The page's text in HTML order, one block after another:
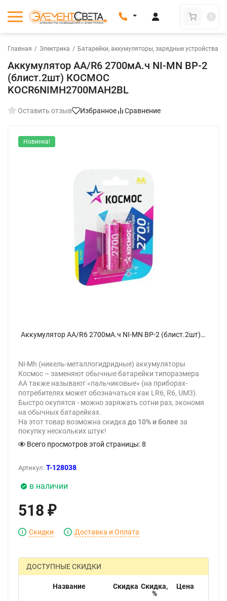
0
Главная / Электрика / Батарейки, аккумуляторы, зарядные устройства
Аккумулятор AA/R6 2700мА.ч NI-MN BP-2
(блист.2шт) КОСМОС
KOCR6NIMH2700MAH2BL
Оставить отзыв Избранное Сравнение
Новинка!
Аккумулятор AA/R6 2700мА.ч NI-MN BP-2 (блист.2шт) КОСМОС KOCR6NIMH2700MAH2BL - фото
Ni-Mh (никель-металлогидридные) аккумуляторы
Космос – заменяют обычные батарейки типоразмера
АА также называют «пальчиковые» (на приборах-
потребителях может обозначаться как LR6, R6, UM3).
Быстро окупятся - можно заряжать сотни раз, экономя
на обычных батарейках.
На этот товар возможна скидка до 10% и более за
покупку нескольких штук!
Всего просмотров этой страницы:8
Артикул: T-128038
в наличии
518 ₽
Скидки Доставка и Оплата
ДОСТУПНЫЕ СКИДКИ
Название Скидка Скидка,
%
Цена